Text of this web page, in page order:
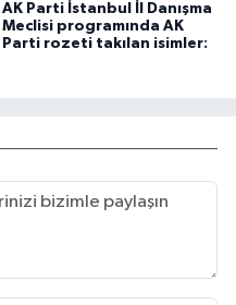
AK Parti İstanbul İl Danışma
Meclisi programında AK
Parti rozeti takılan isimler: